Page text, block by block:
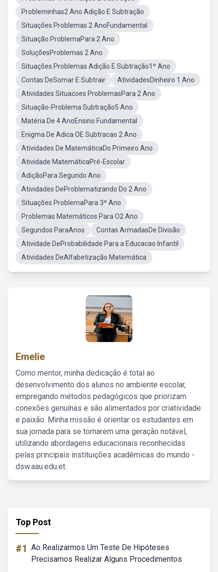
Probleminhas2 Ano Adição E Subtração
Situações Problemas 2 AnoFundamental
Situação ProblemaPara 2 Ano
SoluçõesProblemas 2 Ano
Situações Problemas Adição E Subtração1º Ano
Contas DeSomar E Subtrair
AtividadesDinheiro 1 Ano
Atividades Situacoes ProblemasPara 2 Ano
Situação-Problema Subtração5 Ano
Matéria De 4 AnoEnsino Fundamental
Enigma De Adica OE Subtracao 2 Ano
Atividades De MatemáticaDo Primeiro Ano
Atividade MatemáticaPré-Escolar
AdiçãoPara Segundo Ano
Atividades DeProblematizando Do 2 Ano
Situações ProblemaPara 3º Ano
Problemas Matemáticos Para O2 Ano
Segundos ParaAnos
Contas ArmadasDe Divisão
Atividade DeProbabilidade Para a Educacao Infantil
Atividades DeAlfabetização Matemática
Emelie
Como mentor, minha dedicação é total ao
desenvolvimento dos alunos no ambiente escolar,
empregando métodos pedagógicos que priorizam
conexões genuínas e são alimentados por criatividade
e paixão. Minha missão é orientar os estudantes em
sua jornada para se tornarem uma geração notável,
utilizando abordagens educacionais reconhecidas
pelas principais instituições acadêmicas do mundo -
dsw.aau.edu.et.
Top Post
#1 Ao Realizarmos Um Teste De Hipóteses
Precisamos Realizar Alguns Procedimentos